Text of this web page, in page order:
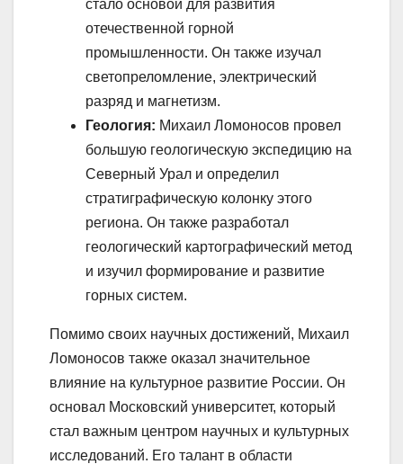
стало основой для развития
отечественной горной
промышленности. Он также изучал
светопреломление, электрический
разряд и магнетизм.
Геология: Михаил Ломоносов провел
большую геологическую экспедицию на
Северный Урал и определил
стратиграфическую колонку этого
региона. Он также разработал
геологический картографический метод
и изучил формирование и развитие
горных систем.
Помимо своих научных достижений, Михаил
Ломоносов также оказал значительное
влияние на культурное развитие России. Он
основал Московский университет, который
стал важным центром научных и культурных
исследований. Его талант в области